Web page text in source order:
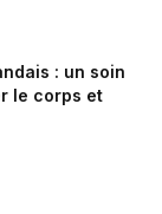
: un soin
le corps et